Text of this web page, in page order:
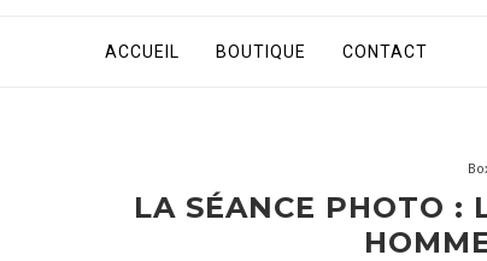
ACCUEIL BOUTIQUE CONTACT
LA SÉANCE PHOTO :